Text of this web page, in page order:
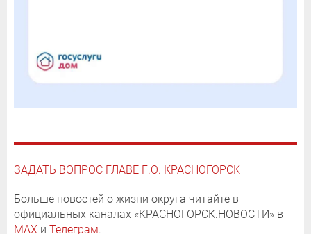
ЗАДАТЬ ВОПРОС ГЛАВЕ Г.О. КРАСНОГОРСК
Больше новостей о жизни округа читайте в
официальных каналах «КРАСНОГОРСК.НОВОСТИ» в
MAX и Телеграм.